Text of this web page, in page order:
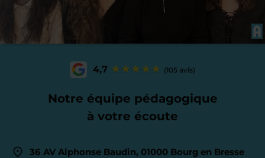
4,7 (105 avis)
Notre équipe pédagogique
à votre écoute
36 AV Alphonse Baudin, 01000 Bourg en Bresse